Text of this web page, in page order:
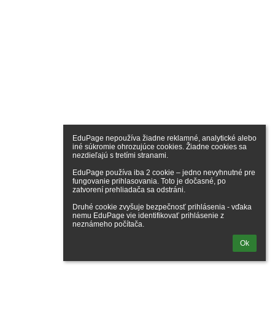
EduPage nepoužíva žiadne reklamné, analytické alebo
iné súkromie ohrozujúce cookies. Žiadne cookies sa
nezdieľajú s tretími stranami.
EduPage používa iba 2 cookie – jedno nevyhnutné pre
fungovanie prihlasovania. Toto je dočasné, po
zatvorení prehliadača sa odstráni.
Druhé cookie zvyšuje bezpečnosť prihlásenia - vďaka
nemu EduPage vie identifikovať prihlásenie z
neznámeho počítača.
Ok